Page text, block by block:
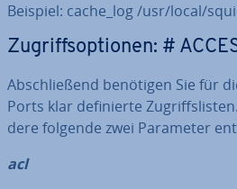
Beispiel: cache_log /usr/local/
Zu­griffs­op­tio­nen: #
Ab­schlie­ßend benötigen Sie für
Ports klar de­fi­nier­te
de­re folgende zwei Parameter
acl